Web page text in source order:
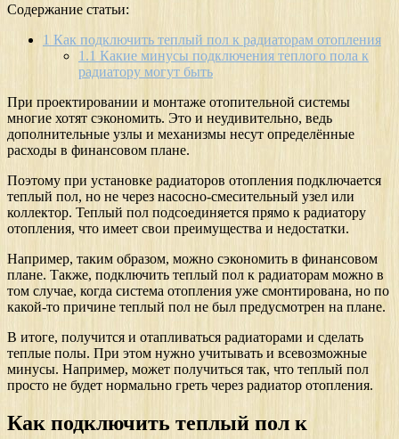
Содержание статьи:
1 Как подключить теплый пол к радиаторам отопления
1.1 Какие минусы подключения теплого пола к
радиатору могут быть
При проектировании и монтаже отопительной системы
многие хотят сэкономить. Это и неудивительно, ведь
дополнительные узлы и механизмы несут определённые
расходы в финансовом плане.
Поэтому при установке радиаторов отопления подключается
теплый пол, но не через насосно-смесительный узел или
коллектор. Теплый пол подсоединяется прямо к радиатору
отопления, что имеет свои преимущества и недостатки.
Например, таким образом, можно сэкономить в финансовом
плане. Также, подключить теплый пол к радиаторам можно в
том случае, когда система отопления уже смонтирована, но по
какой-то причине теплый пол не был предусмотрен на плане.
В итоге, получится и отапливаться радиаторами и сделать
теплые полы. При этом нужно учитывать и всевозможные
минусы. Например, может получиться так, что теплый пол
просто не будет нормально греть через радиатор отопления.
Как подключить теплый пол к